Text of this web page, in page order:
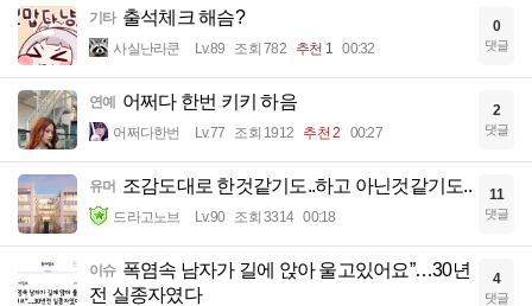
기타 출석체크 해슴?
사실난라쿤 Lv.89 조회 782 추천 1 00:32
0
댓글
연예 어쩌다 한번 키키 하음
어쩌다한번 Lv.77 조회 1912 추천 2 00:27
2
댓글
유머 조감도대로 한것같기도..하고 아닌것같기도..
드라고노브 Lv.90 조회 3314 00:18
11
댓글
이슈 폭염속 남자가 길에 앉아 울고있어요”…30년
전 실종자였다
4
댓글